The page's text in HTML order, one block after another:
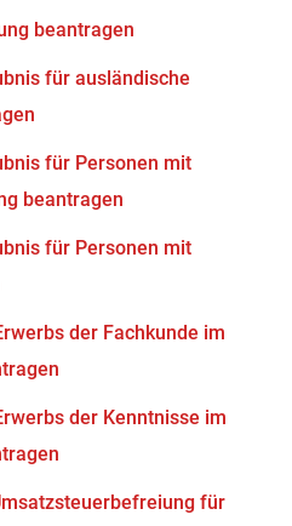
beantragen
für ausländische
für Personen mit
beantragen
für Personen mit
der Fachkunde im
der Kenntnisse im
für